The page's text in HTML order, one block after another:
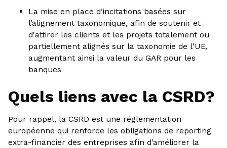
La mise en place d’incitations basées sur
l’alignement taxonomique, afin de soutenir et
d'attirer les clients et les projets totalement ou
partiellement alignés sur la taxonomie de l'UE,
augmentant ainsi la valeur du GAR pour les
banques
Quels liens avec la CSRD?
Pour rappel, la CSRD est une réglementation
européenne qui renforce les obligations de reporting
extra-financier des entreprises afin d’améliorer la